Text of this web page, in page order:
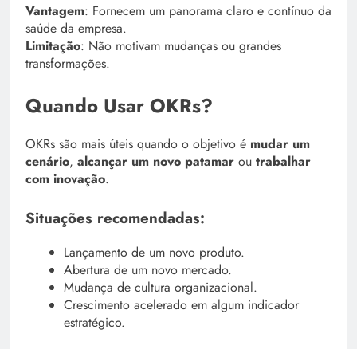
Vantagem: Fornecem um panorama claro e contínuo da
saúde da empresa.
Limitação: Não motivam mudanças ou grandes
transformações.
Quando Usar OKRs?
OKRs são mais úteis quando o objetivo é mudar um
cenário, alcançar um novo patamar ou trabalhar
com inovação.
Situações recomendadas:
Lançamento de um novo produto.
Abertura de um novo mercado.
Mudança de cultura organizacional.
Crescimento acelerado em algum indicador
estratégico.